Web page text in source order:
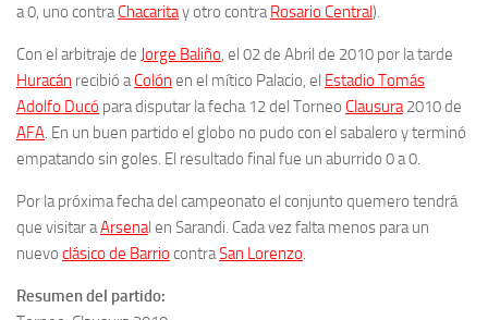
a 0, uno contra Chacaritay otro contra Rosario Central).
Con el arbitraje de Jorge Baliño , el 02 de Abril de 2010 por la tarde
Huracán recibió a Colón en el mítico Palacio, el Estadio Tomás
Adolfo Ducó para disputar la fecha 12 del Torneo Clausura 2010 de
AFA . En un buen partido el globo no pudo con el sabalero y terminó
empatando sin goles. El resultado final fue un aburrido 0 a 0.
Por la próxima fecha del campeonato el conjunto quemero tendrá
que visitar aArsenal en Sarandi. Cada vez falta menos para un
nuevo clásico de Barrio contraSan Lorenzo
Resumen del partido: